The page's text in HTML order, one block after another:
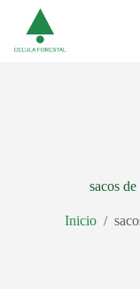
contenido
sacos
Inicio /